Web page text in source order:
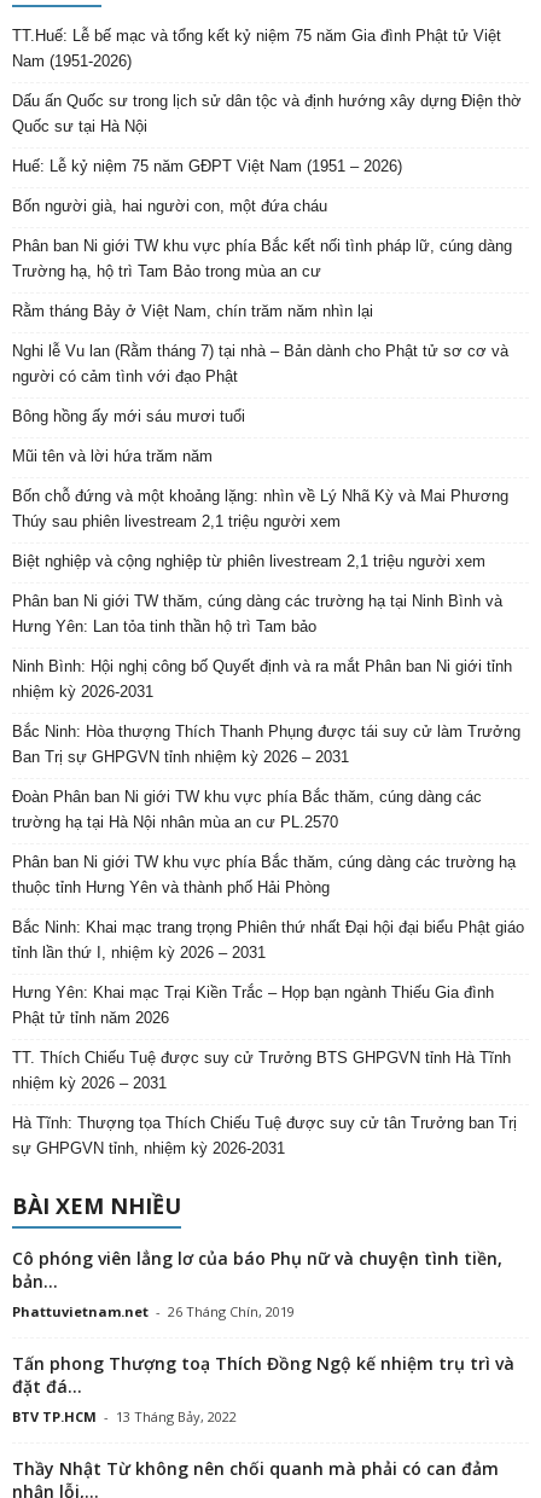
TT.Huế: Lễ bế mạc và tổng kết kỷ niệm 75 năm Gia đình Phật tử Việt
Nam (1951-2026)
Dấu ấn Quốc sư trong lịch sử dân tộc và định hướng xây dựng Điện thờ
Quốc sư tại Hà Nội
Huế: Lễ kỷ niệm 75 năm GĐPT Việt Nam (1951 – 2026)
Bốn người già, hai người con, một đứa cháu
Phân ban Ni giới TW khu vực phía Bắc kết nối tình pháp lữ, cúng dàng
Trường hạ, hộ trì Tam Bảo trong mùa an cư
Rằm tháng Bảy ở Việt Nam, chín trăm năm nhìn lại
Nghi lễ Vu lan (Rằm tháng 7) tại nhà – Bản dành cho Phật tử sơ cơ và
người có cảm tình với đạo Phật
Bông hồng ấy mới sáu mươi tuổi
Mũi tên và lời hứa trăm năm
Bốn chỗ đứng và một khoảng lặng: nhìn về Lý Nhã Kỳ và Mai Phương
Thúy sau phiên livestream 2,1 triệu người xem
Biệt nghiệp và cộng nghiệp từ phiên livestream 2,1 triệu người xem
Phân ban Ni giới TW thăm, cúng dàng các trường hạ tại Ninh Bình và
Hưng Yên: Lan tỏa tinh thần hộ trì Tam bảo
Ninh Bình: Hội nghị công bố Quyết định và ra mắt Phân ban Ni giới tỉnh
nhiệm kỳ 2026-2031
Bắc Ninh: Hòa thượng Thích Thanh Phụng được tái suy cử làm Trưởng
Ban Trị sự GHPGVN tỉnh nhiệm kỳ 2026 – 2031
Đoàn Phân ban Ni giới TW khu vực phía Bắc thăm, cúng dàng các
trường hạ tại Hà Nội nhân mùa an cư PL.2570
Phân ban Ni giới TW khu vực phía Bắc thăm, cúng dàng các trường hạ
thuộc tỉnh Hưng Yên và thành phố Hải Phòng
Bắc Ninh: Khai mạc trang trọng Phiên thứ nhất Đại hội đại biểu Phật giáo
tỉnh lần thứ I, nhiệm kỳ 2026 – 2031
Hưng Yên: Khai mạc Trại Kiền Trắc – Họp bạn ngành Thiếu Gia đình
Phật tử tỉnh năm 2026
TT. Thích Chiếu Tuệ được suy cử Trưởng BTS GHPGVN tỉnh Hà Tĩnh
nhiệm kỳ 2026 – 2031
Hà Tĩnh: Thượng tọa Thích Chiếu Tuệ được suy cử tân Trưởng ban Trị
sự GHPGVN tỉnh, nhiệm kỳ 2026-2031
BÀI XEM NHIỀU
Cô phóng viên lẳng lơ của báo Phụ nữ và chuyện tình tiền,
bản...
Phattuvietnam.net - 26 Tháng Chín, 2019
Tấn phong Thượng toạ Thích Đồng Ngộ kế nhiệm trụ trì và
đặt đá...
BTV TP.HCM - 13 Tháng Bảy, 2022
Thầy Nhật Từ không nên chối quanh mà phải có can đảm
nhận lỗi,...